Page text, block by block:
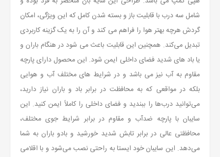
شامل سه درب با قابلیت باز و بسته شدن کامل که این ویژگی، امکان
گردش هرچه بهتر هوا را فراهم می کند و آن را به یک گزینه کاربردی
تبدیل می‌کند. همچنین این قابلیت باعث می شود در هنگام باران و
یا باد های شدید فضای داخلی ایمن شود. این محصول دارای پارچه
مقاوم به آب نیز می باشد و در شرایط های مختلف آب و هوایی
بلکه در مواقعی که به محافظت در برابر باد و باران نیاز دارید،
می‌توانید درب‌ها را ببندید و فضای داخلی را کاملاً ایمن کنید. این
سایبان با پارچه ضدآب و مقاوم در برابر شرایط جوی مختلف،
محافظتی عالی در برابر تابش شدید خورشید و بادو باران به شما
می‌دهد. این سایبان خود ایستا به راحتی نصب می‌شود و با اقلامی